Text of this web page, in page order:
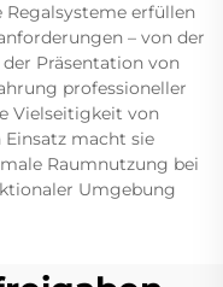
erfüllen
– von der
Präsentation von
professioneller
Vielseitigkeit von
macht sie
Raumnutzung bei
Umgebung